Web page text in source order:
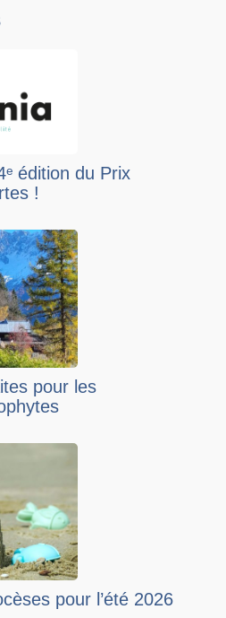
édition du Prix
!
pour les
pour l’été 2026